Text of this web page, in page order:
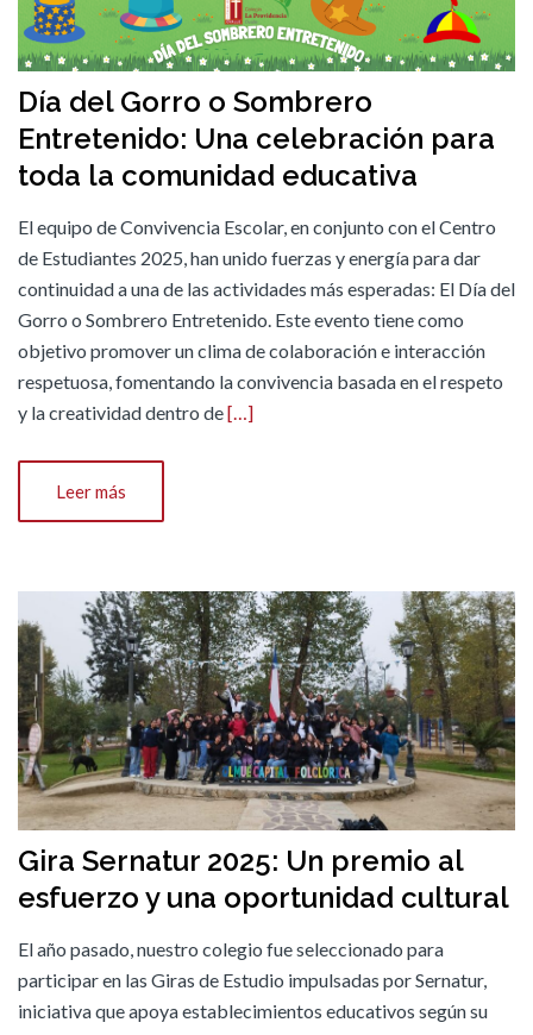
Día del Gorro o Sombrero
Entretenido: Una celebración para
toda la comunidad educativa
El equipo de Convivencia Escolar, en conjunto con el Centro
de Estudiantes 2025, han unido fuerzas y energía para dar
continuidad a una de las actividades más esperadas: El Día del
Gorro o Sombrero Entretenido. Este evento tiene como
objetivo promover un clima de colaboración e interacción
respetuosa, fomentando la convivencia basada en el respeto
y la creatividad dentro de[…]
Leer más
Gira Sernatur 2025: Un premio al
esfuerzo y una oportunidad cultural
El año pasado, nuestro colegio fue seleccionado para
participar en las Giras de Estudio impulsadas por Sernatur,
iniciativa que apoya establecimientos educativos según su